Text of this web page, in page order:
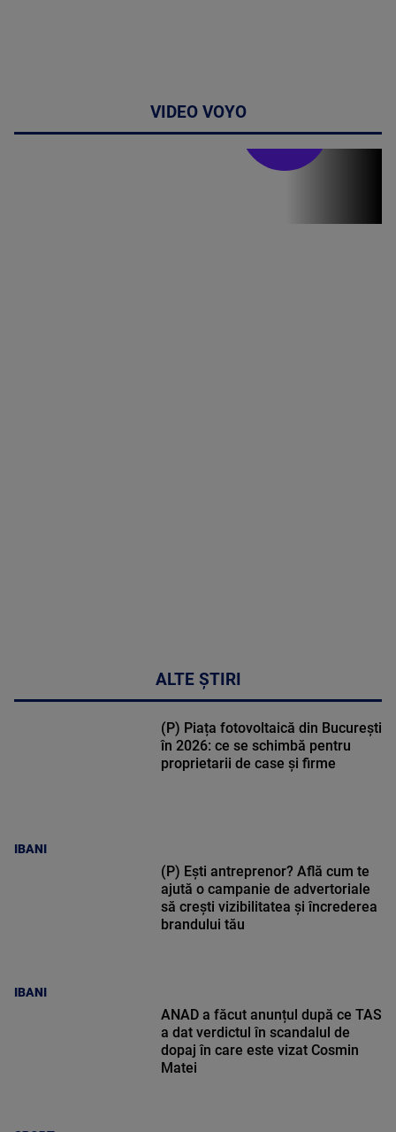
VIDEO VOYO
ALTE ȘTIRI
IBANI
(P) Piața fotovoltaică din București
în 2026: ce se schimbă pentru
proprietarii de case și firme
IBANI
(P) Ești antreprenor? Află cum te
ajută o campanie de advertoriale
să crești vizibilitatea și încrederea
brandului tău
ANAD a făcut anunțul după ce TAS
a dat verdictul în scandalul de
dopaj în care este vizat Cosmin
Matei